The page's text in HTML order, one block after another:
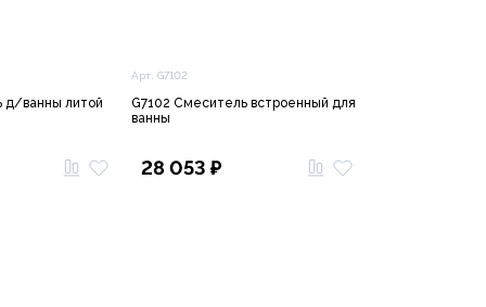
д/ванны литой
Арт. G7102
G7102 Смеситель встроенный для
ванны
28 053 ₽